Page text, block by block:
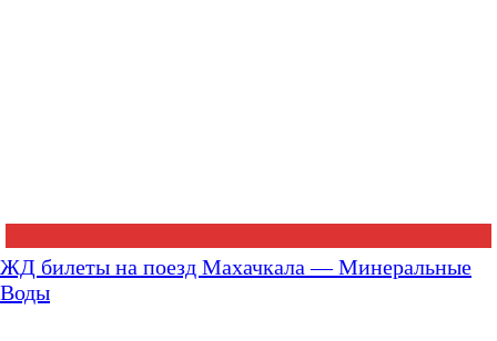
ЖД билеты на поезд Махачкала — Минеральные
Воды